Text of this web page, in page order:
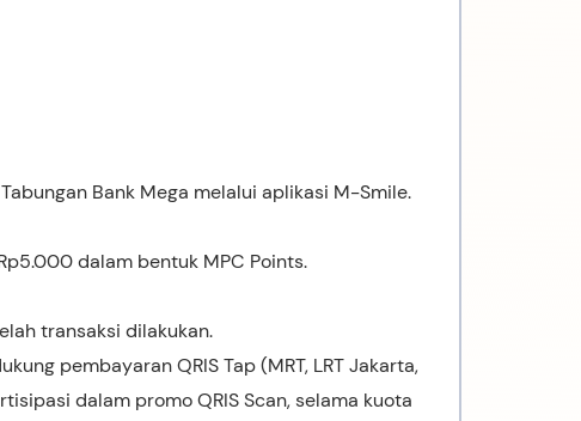
Bank Mega melalui aplikasi M-Smile.
dalam bentuk MPC Points.
transaksi dilakukan.
pembayaran QRIS Tap (MRT, LRT Jakarta,
dalam promo QRIS Scan, selama kuota